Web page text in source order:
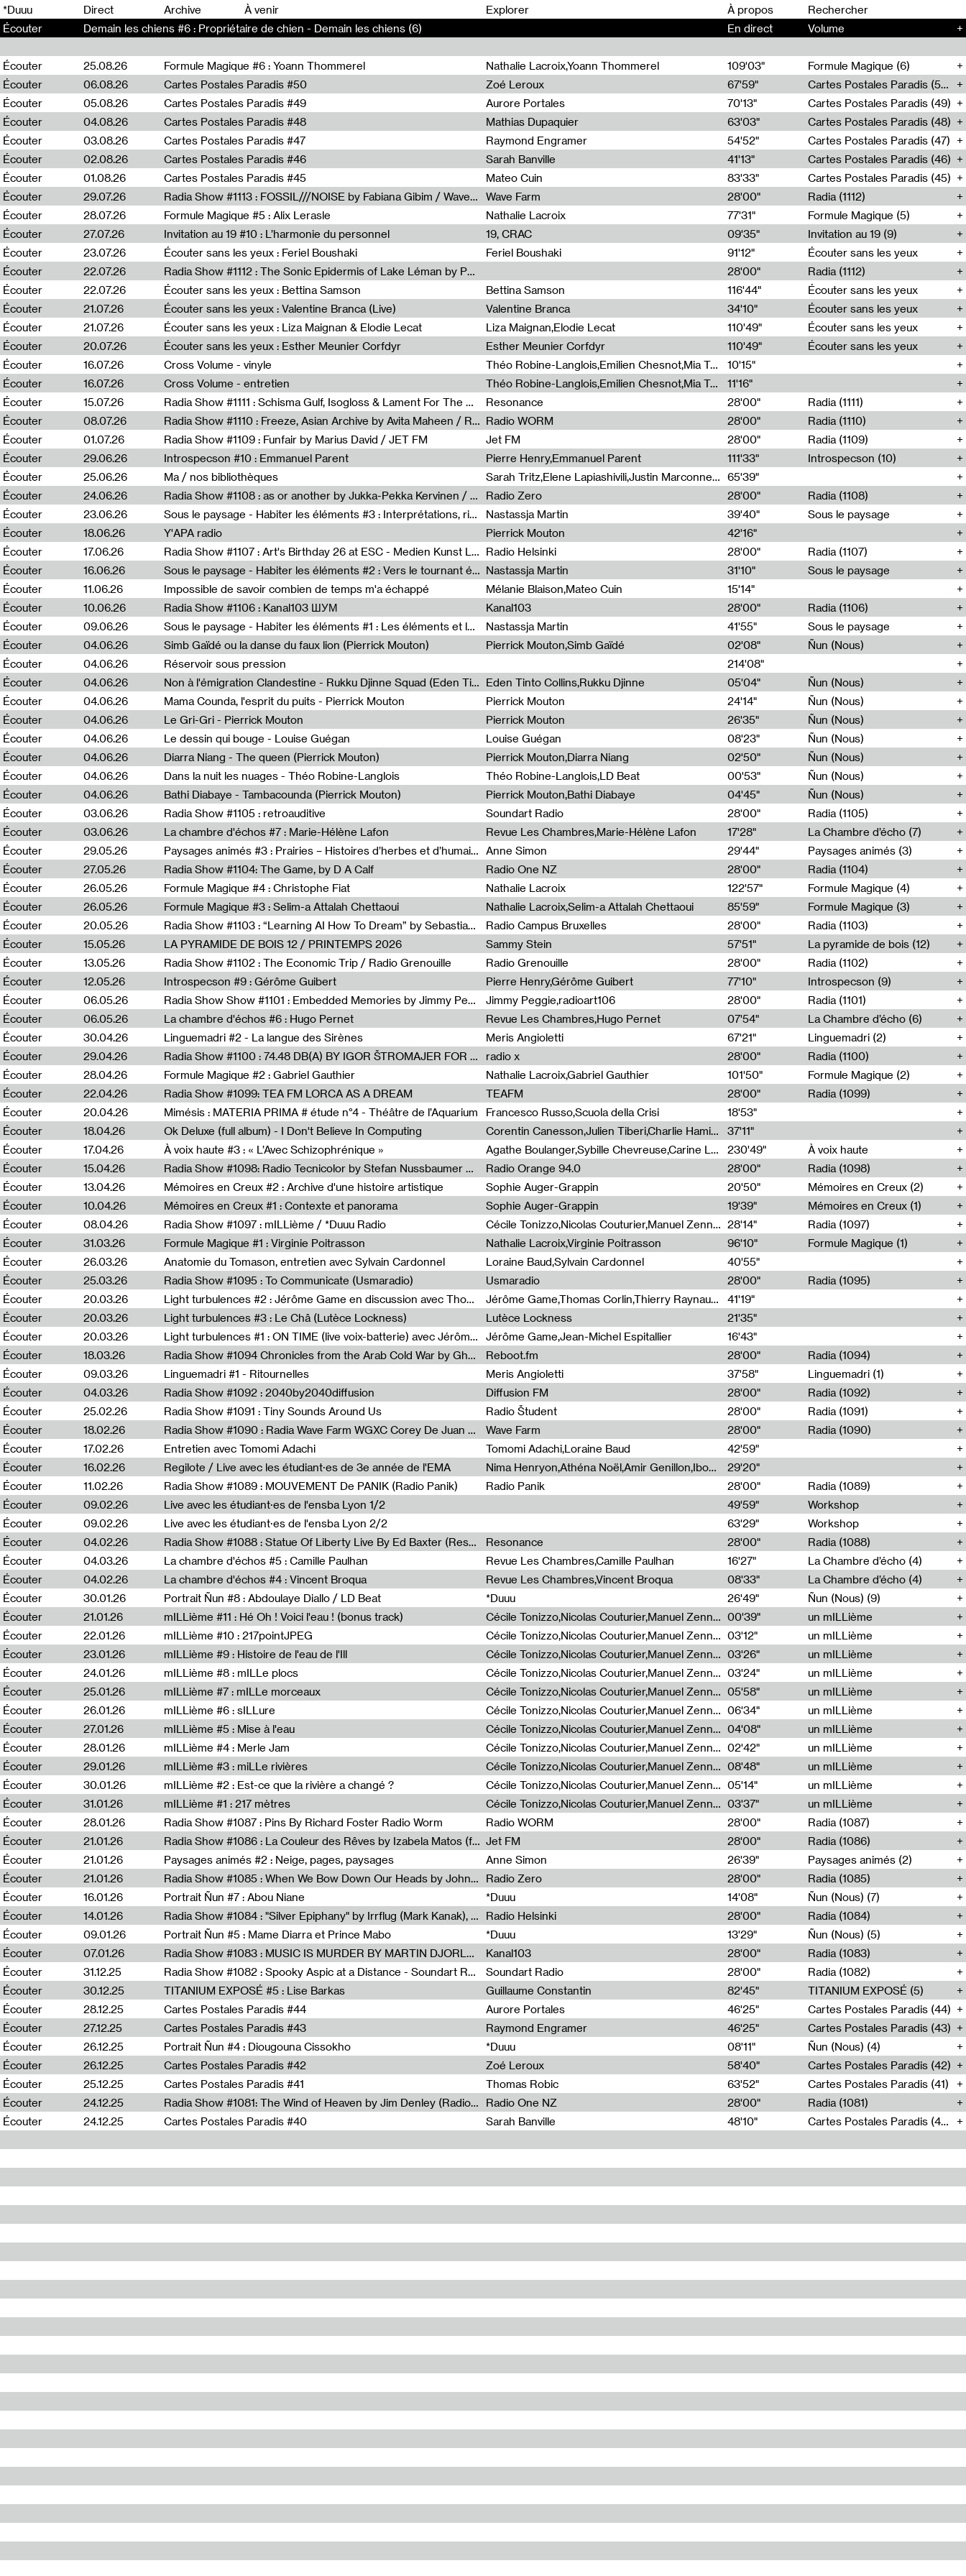
*Duuu Direct Archive À venir Explorer
À propos
Écouter
Demain les chiens #6 : Propriétaire de chien - Demain les chiens (6) En direct Volume +
Écouter 25.08.26 Formule Magique #6 : Yoann Thommerel Nathalie Lacroix,Yoann Thommerel 109'03"
Formule Magique (6)
Écouter
06.08.26 Cartes Postales Paradis #50 Zoé Leroux 67'59"
Cartes Postales Paradis (50)
Écouter
05.08.26 Cartes Postales Paradis #49 Aurore Portales 70'13"
Cartes Postales Paradis (49)
Écouter
04.08.26 Cartes Postales Paradis #48 Mathias Dupaquier 63'03"
Cartes Postales Paradis (48)
Écouter
03.08.26 Cartes Postales Paradis #47 Raymond Engramer 54'52"
Cartes Postales Paradis (47)
Écouter
02.08.26 Cartes Postales Paradis #46 Sarah Banville 41'13"
Cartes Postales Paradis (46)
Écouter
01.08.26 Cartes Postales Paradis #45 Mateo Cuin 83'33"
Cartes Postales Paradis (45)
Écouter
29.07.26 Radia Show #1113 : FOSSIL///NOISE by Fabiana Gibim / Wave Farm Wave Farm 28'00"
Radia (1112)
Écouter
28.07.26 Formule Magique #5 : Alix Lerasle Nathalie Lacroix 77'31"
Formule Magique (5)
Écouter
27.07.26 Invitation au 19 #10 : L’harmonie du personnel 19, CRAC 09'35"
Invitation au 19 (9)
Écouter
23.07.26 Écouter sans les yeux : Feriel Boushaki Feriel Boushaki 91'12"
Écouter sans les yeux
Écouter
22.07.26 Radia Show #1112 : The Sonic Epidermis of Lake Léman by Paul Courlet / Guest Slot 28'00"
Radia (1112)
Écouter
22.07.26 Écouter sans les yeux : Bettina Samson Bettina Samson 116'44"
Écouter sans les yeux
Écouter
21.07.26 Écouter sans les yeux : Valentine Branca (Live) Valentine Branca 34'10"
Écouter sans les yeux
Écouter
21.07.26 Écouter sans les yeux : Liza Maignan & Elodie Lecat Liza Maignan,Elodie Lecat 110'49"
Écouter sans les yeux
Écouter
20.07.26 Écouter sans les yeux : Esther Meunier Corfdyr Esther Meunier Corfdyr 110'49"
Écouter sans les yeux
Écouter
16.07.26 Cross Volume - vinyle Théo Robine-Langlois,Emilien Chesnot,Mia Trabalon
10'15"
Écouter
16.07.26 Cross Volume - entretien Théo Robine-Langlois,Emilien Chesnot,Mia Trabalon
11'16"
Écouter
15.07.26 Radia Show #1111 : Schisma Gulf, Isogloss & Lament For The Old Clock By Harvey Young / Resonance Resonance 28'00"
Radia (1111)
Écouter
08.07.26 Radia Show #1110 : Freeze, Asian Archive by Avita Maheen / Radio Worm Radio WORM 28'00"
Radia (1110)
Écouter
01.07.26 Radia Show #1109 : Funfair by Marius David / JET FM Jet FM 28'00"
Radia (1109)
Écouter
29.06.26 Introspecson #10 : Emmanuel Parent Pierre Henry,Emmanuel Parent 111'33"
Introspecson (10)
Écouter
25.06.26 Ma / nos bibliothèques Sarah Tritz,Elene Lapiashivili,Justin Marconnet,Mateo Cuche,Esther Lechevalier,Suzie Lecroart,Romance Castelet
65'39"
Écouter
24.06.26 Radia Show #1108 : as or another by Jukka-Pekka Kervinen / Rádio Zero Radio Zero 28'00"
Radia (1108)
Écouter
23.06.26 Sous le paysage - Habiter les éléments #3 : Interprétations, rituels et symboliques des éléments Nastassja Martin 39'40"
Sous le paysage
Écouter
18.06.26 Y'APA radio Pierrick Mouton
42'16"
Écouter
17.06.26 Radia Show #1107 : Art's Birthday 26 at ESC - Medien Kunst Labor Radio Helsinki 28'00"
Radia (1107)
Écouter
16.06.26 Sous le paysage - Habiter les éléments #2 : Vers le tournant élémentaire Nastassja Martin 31'10"
Sous le paysage
Écouter
11.06.26 Impossible de savoir combien de temps m'a échappé Mélanie Blaison,Mateo Cuin
15'14"
Écouter
10.06.26 Radia Show #1106 : Kanal103 ШУМ Kanal103 28'00"
Radia (1106)
Écouter
09.06.26 Sous le paysage - Habiter les éléments #1 : Les éléments et les débordements du vivant Nastassja Martin 41'55"
Sous le paysage
Écouter
04.06.26 Simb Gaïdé ou la danse du faux lion (Pierrick Mouton) Pierrick Mouton,Simb Gaïdé 02'08"
Ñun (Nous)
Écouter
04.06.26 Réservoir sous pression
214'08"
Écouter
04.06.26 Non à l'émigration Clandestine - Rukku Djinne Squad (Eden Tinto Collins) Eden Tinto Collins,Rukku Djinne 05'04"
Ñun (Nous)
Écouter
04.06.26 Mama Counda, l'esprit du puits - Pierrick Mouton Pierrick Mouton 24'14"
Ñun (Nous)
Écouter
04.06.26 Le Gri-Gri - Pierrick Mouton Pierrick Mouton 26'35"
Ñun (Nous)
Écouter
04.06.26 Le dessin qui bouge - Louise Guégan Louise Guégan 08'23"
Ñun (Nous)
Écouter
04.06.26 Diarra Niang - The queen (Pierrick Mouton) Pierrick Mouton,Diarra Niang 02'50"
Ñun (Nous)
Écouter
04.06.26 Dans la nuit les nuages - Théo Robine-Langlois Théo Robine-Langlois,LD Beat 00'53"
Ñun (Nous)
Écouter
04.06.26 Bathi Diabaye - Tambacounda (Pierrick Mouton) Pierrick Mouton,Bathi Diabaye 04'45"
Ñun (Nous)
Écouter
03.06.26 Radia Show #1105 : retroauditive Soundart Radio 28'00"
Radia (1105)
Écouter
03.06.26 La chambre d'échos #7 : Marie-Hélène Lafon Revue Les Chambres,Marie-Hélène Lafon 17'28"
La Chambre d’écho (7)
Écouter
29.05.26 Paysages animés #3 : Prairies – Histoires d’herbes et d’humains Anne Simon 29'44"
Paysages animés (3)
Écouter
27.05.26 Radia Show #1104: The Game, by D A Calf Radio One NZ 28'00"
Radia (1104)
Écouter
26.05.26 Formule Magique #4 : Christophe Fiat Nathalie Lacroix 122'57"
Formule Magique (4)
Écouter
26.05.26 Formule Magique #3 : Selim-a Attalah Chettaoui Nathalie Lacroix,Selim-a Attalah Chettaoui 85'59"
Formule Magique (3)
Écouter
20.05.26 Radia Show #1103 : “Learning AI How To Dream” by Sebastian Dingens (Radio Campus Bruxelles) Radio Campus Bruxelles 28'00"
Radia (1103)
Écouter
15.05.26 LA PYRAMIDE DE BOIS 12 / PRINTEMPS 2026 Sammy Stein 57'51"
La pyramide de bois (12)
Écouter
13.05.26 Radia Show #1102 : The Economic Trip / Radio Grenouille Radio Grenouille 28'00"
Radia (1102)
Écouter
12.05.26 Introspecson #9 : Gérôme Guibert Pierre Henry,Gérôme Guibert 77'10"
Introspecson (9)
Écouter
06.05.26 Radia Show Show #1101 : Embedded Memories by Jimmy Peggie / radioart106 Jimmy Peggie,radioart106 28'00"
Radia (1101)
Écouter
06.05.26 La chambre d'échos #6 : Hugo Pernet Revue Les Chambres,Hugo Pernet 07'54"
La Chambre d’écho (6)
Écouter
30.04.26 Linguemadri #2 - La langue des Sirènes Meris Angioletti 67'21"
Linguemadri (2)
Écouter
29.04.26 Radia Show #1100 : 74.48 DB(A) BY IGOR ŠTROMAJER FOR RADIO X radio x 28'00"
Radia (1100)
Écouter
28.04.26 Formule Magique #2 : Gabriel Gauthier Nathalie Lacroix,Gabriel Gauthier 101'50"
Formule Magique (2)
Écouter
22.04.26 Radia Show #1099: TEA FM LORCA AS A DREAM TEAFM 28'00"
Radia (1099)
Écouter
20.04.26 Mimésis : MATERIA PRIMA # étude n°4 - Théâtre de l’Aquarium Francesco Russo,Scuola della Crisi
18'53"
Écouter
18.04.26 Ok Deluxe (full album) - I Don't Believe In Computing Corentin Canesson,Julien Tiberi,Charlie Hamish Jeffery
37'11"
Écouter
17.04.26 À voix haute #3 : « L’Avec Schizophrénique » Agathe Boulanger,Sybille Chevreuse,Carine Lendrin,Léna Monnier,Graziela Susin,Camille Zuber 230'49"
À voix haute
Écouter
15.04.26 Radia Show #1098: Radio Tecnicolor by Stefan Nussbaumer & Georg Zichy (Radio Orange 94.0) Radio Orange 94.0 28'00"
Radia (1098)
Écouter
13.04.26 Mémoires en Creux #2 : Archive d'une histoire artistique Sophie Auger-Grappin 20'50"
Mémoires en Creux (2)
Écouter
10.04.26 Mémoires en Creux #1 : Contexte et panorama Sophie Auger-Grappin 19'39"
Mémoires en Creux (1)
Écouter
08.04.26 Radia Show #1097 : mILLième / *Duuu Radio Cécile Tonizzo,Nicolas Couturier,Manuel Zenner,Aquila Lescene,Curtis Coco,Cyril Magnier 28'14"
Radia (1097)
Écouter
31.03.26 Formule Magique #1 : Virginie Poitrasson Nathalie Lacroix,Virginie Poitrasson 96'10"
Formule Magique (1)
Écouter
26.03.26 Anatomie du Tomason, entretien avec Sylvain Cardonnel Loraine Baud,Sylvain Cardonnel
40'55"
Écouter
25.03.26 Radia Show #1095 : To Communicate (Usmaradio) Usmaradio 28'00"
Radia (1095)
Écouter
20.03.26 Light turbulences #2 : Jérôme Game en discussion avec Thomas Corlin Jérôme Game,Thomas Corlin,Thierry Raynaud,Hubert Colas
41'19"
Écouter
20.03.26 Light turbulences #3 : Le Châ (Lutèce Lockness) Lutèce Lockness
21'35"
Écouter
20.03.26 Light turbulences #1 : ON TIME (live voix-batterie) avec Jérôme Game & Jean-Michel Espitallier Jérôme Game,Jean-Michel Espitallier
16'43"
Écouter
18.03.26 Radia Show #1094 Chronicles from the Arab Cold War by Ghazi Barakat Reboot.fm 28'00"
Radia (1094)
Écouter
09.03.26 Linguemadri #1 - Ritournelles Meris Angioletti 37'58"
Linguemadri (1)
Écouter
04.03.26 Radia Show #1092 : 2040by2040diffusion Diffusion FM 28'00"
Radia (1092)
Écouter
25.02.26 Radia Show #1091 : Tiny Sounds Around Us Radio Študent 28'00"
Radia (1091)
Écouter
18.02.26 Radia Show #1090 : Radia Wave Farm WGXC Corey De Juan Sherrard Jr Startalk Wave Farm 28'00"
Radia (1090)
Écouter
17.02.26 Entretien avec Tomomi Adachi Tomomi Adachi,Loraine Baud
42'59"
Écouter
16.02.26 Regilote / Live avec les étudiant·es de 3e année de l'EMA Nima Henryon,Athéna Noël,Amir Genillon,Ibourayane Ahmadi,Manelle Cherrih,Honorine Gibello,John Weeber,Manon Joseph
29'20"
Écouter
11.02.26 Radia Show #1089 : MOUVEMENT De PANIK (Radio Panik) Radio Panik 28'00"
Radia (1089)
Écouter
09.02.26 Live avec les étudiant·es de l'ensba Lyon 1/2 49'59"
Workshop
Écouter
09.02.26 Live avec les étudiant·es de l'ensba Lyon 2/2 63'29"
Workshop
Écouter
04.02.26 Radia Show #1088 : Statue Of Liberty Live By Ed Baxter (Resonance) Resonance 28'00"
Radia (1088)
Écouter
04.03.26 La chambre d'échos #5 : Camille Paulhan Revue Les Chambres,Camille Paulhan 16'27"
La Chambre d’écho (4)
Écouter
04.02.26 La chambre d'échos #4 : Vincent Broqua Revue Les Chambres,Vincent Broqua 08'33"
La Chambre d’écho (4)
Écouter
30.01.26 Portrait Ñun #8 : Abdoulaye Diallo / LD Beat *Duuu 26'49"
Ñun (Nous) (9)
Écouter
21.01.26 mILLième #11 : Hé Oh ! Voici l'eau ! (bonus track) Cécile Tonizzo,Nicolas Couturier,Manuel Zenner,Aquila Lescene,Curtis Coco,Cyril Magnier 00'39"
un mILLième
Écouter
22.01.26 mILLième #10 : 217pointJPEG Cécile Tonizzo,Nicolas Couturier,Manuel Zenner,Aquila Lescene,Curtis Coco,Cyril Magnier 03'12"
un mILLième
Écouter
23.01.26 mILLième #9 : Histoire de l'eau de l'Ill Cécile Tonizzo,Nicolas Couturier,Manuel Zenner,Aquila Lescene,Curtis Coco,Cyril Magnier 03'26"
un mILLième
Écouter
24.01.26 mILLième #8 : mILLe plocs Cécile Tonizzo,Nicolas Couturier,Manuel Zenner,Aquila Lescene,Curtis Coco,Cyril Magnier 03'24"
un mILLième
Écouter
25.01.26 mILLième #7 : mILLe morceaux Cécile Tonizzo,Nicolas Couturier,Manuel Zenner,Aquila Lescene,Curtis Coco,Cyril Magnier 05'58"
un mILLième
Écouter
26.01.26 mILLième #6 : sILLure Cécile Tonizzo,Nicolas Couturier,Manuel Zenner,Aquila Lescene,Curtis Coco,Cyril Magnier 06'34"
un mILLième
Écouter
27.01.26 mILLième #5 : Mise à l'eau Cécile Tonizzo,Nicolas Couturier,Manuel Zenner,Aquila Lescene,Curtis Coco,Cyril Magnier 04'08"
un mILLième
Écouter
28.01.26 mILLième #4 : Merle Jam Cécile Tonizzo,Nicolas Couturier,Manuel Zenner,Aquila Lescene,Curtis Coco,Cyril Magnier 02'42"
un mILLième
Écouter
29.01.26 mILLième #3 : miLLe rivières Cécile Tonizzo,Nicolas Couturier,Manuel Zenner,Aquila Lescene,Curtis Coco,Cyril Magnier 08'48"
un mILLième
Écouter
30.01.26 mILLième #2 : Est-ce que la rivière a changé ? Cécile Tonizzo,Nicolas Couturier,Manuel Zenner,Aquila Lescene,Curtis Coco,Cyril Magnier 05'14"
un mILLième
Écouter
31.01.26 mILLième #1 : 217 mètres Cécile Tonizzo,Nicolas Couturier,Manuel Zenner,Aquila Lescene,Curtis Coco,Cyril Magnier 03'37"
un mILLième
Écouter
28.01.26 Radia Show #1087 : Pins By Richard Foster Radio Worm Radio WORM 28'00"
Radia (1087)
Écouter
21.01.26 Radia Show #1086 : La Couleur des Rêves by Izabela Matos (for Jet FM) Jet FM 28'00"
Radia (1086)
Écouter
21.01.26 Paysages animés #2 : Neige, pages, paysages Anne Simon 26'39"
Paysages animés (2)
Écouter
21.01.26 Radia Show #1085 : When We Bow Down Our Heads by John Roach (Radia edit, Rádio Zero) Radio Zero 28'00"
Radia (1085)
Écouter
16.01.26 Portrait Ñun #7 : Abou Niane *Duuu 14'08"
Ñun (Nous) (7)
Écouter
14.01.26 Radia Show #1084 : "Silver Epiphany" by Irrflug (Mark Kanak), featuring Jarboe and Blixa Bargeld (for Radio Helsinki) Radio Helsinki 28'00"
Radia (1084)
Écouter
09.01.26 Portrait Ñun #5 : Mame Diarra et Prince Mabo *Duuu 13'29"
Ñun (Nous) (5)
Écouter
07.01.26 Radia Show #1083 : MUSIC IS MURDER BY MARTIN DJORLEV (KANAL103) Kanal103 28'00"
Radia (1083)
Écouter
31.12.25 Radia Show #1082 : Spooky Aspic at a Distance - Soundart Radio Soundart Radio 28'00"
Radia (1082)
Écouter
30.12.25 TITANIUM EXPOSÉ #5 : Lise Barkas Guillaume Constantin 82'45"
TITANIUM EXPOSÉ (5)
Écouter
28.12.25 Cartes Postales Paradis #44 Aurore Portales 46'25"
Cartes Postales Paradis (44)
Écouter
27.12.25 Cartes Postales Paradis #43 Raymond Engramer 46'25"
Cartes Postales Paradis (43)
Écouter
26.12.25 Portrait Ñun #4 : Diougouna Cissokho *Duuu 08'11"
Ñun (Nous) (4)
Écouter
26.12.25 Cartes Postales Paradis #42 Zoé Leroux 58'40"
Cartes Postales Paradis (42)
Écouter
25.12.25 Cartes Postales Paradis #41 Thomas Robic 63'52"
Cartes Postales Paradis (41)
Écouter
24.12.25 Radia Show #1081: The Wind of Heaven by Jim Denley (Radio One 91 FM) Radio One NZ 28'00"
Radia (1081)
Écouter
24.12.25 Cartes Postales Paradis #40 Sarah Banville 48'10" Cartes Postales Paradis (40)
00 00
00 00